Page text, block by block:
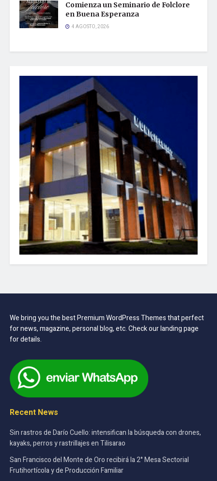
Comienza un Seminario de Folclore
en Buena Esperanza
4 AGOSTO, 2026
We bring you the best Premium WordPress Themes that perfect
for news, magazine, personal blog, etc. Check our landing page
for details.
Recent News
Sin rastros de Darío Cuello: intensifican la búsqueda con drones,
kayaks, perros y rastrillajes en Tilisarao
San Francisco del Monte de Oro recibirá la 2° Mesa Sectorial
Frutihortícola y de Producción Familiar